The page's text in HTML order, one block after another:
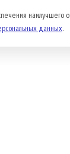
наилучшего
данных.